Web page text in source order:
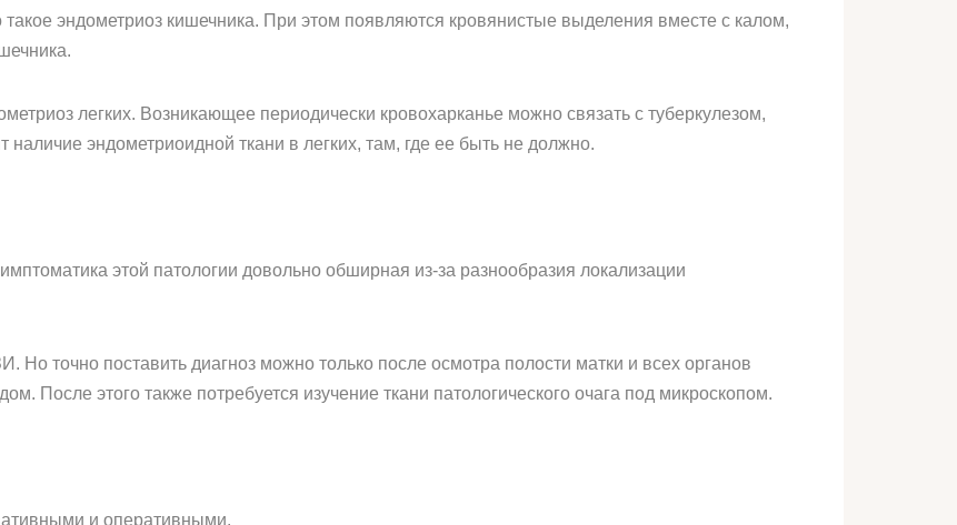
эндометриоз кишечника. При этом появляются кровянистые выделения вместе с калом,
легких. Возникающее периодически кровохарканье можно связать с туберкулезом,
наличие эндометриоидной ткани в легких, там, где ее быть не должно.
этой патологии довольно обширная из-за разнообразия локализации
точно поставить диагноз можно только после осмотра полости матки и всех органов
После этого также потребуется изучение ткани патологического очага под микроскопом.
и оперативными.